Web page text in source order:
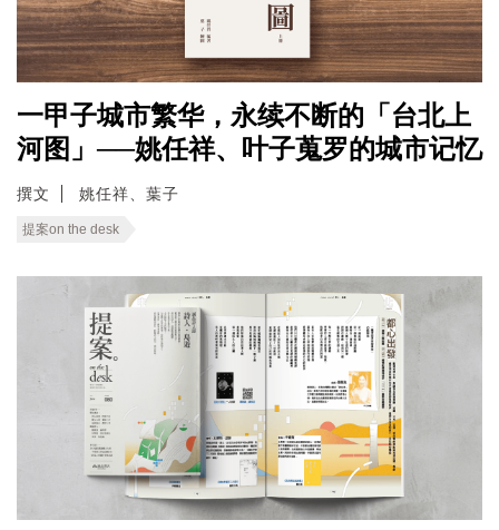
一甲子城市繁华，永续不断的「台北上
河图」──姚任祥、叶子蒐罗的城市记忆
撰文 姚任祥、葉子
提案on the desk